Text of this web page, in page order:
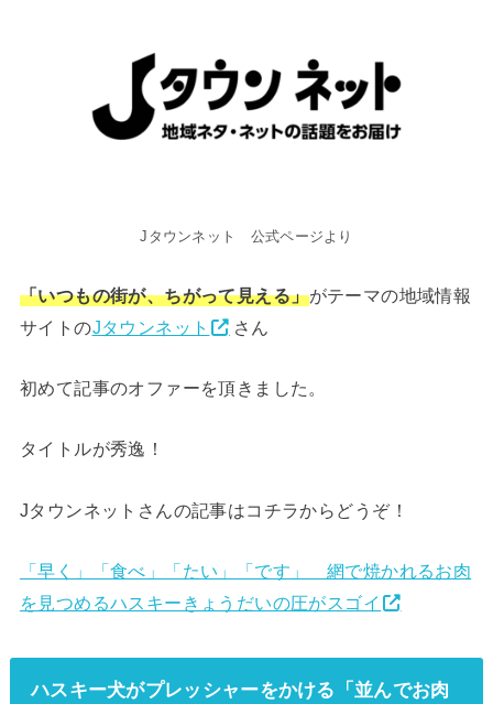
Jタウンネット 公式ページより
「いつもの街が、ちがって見える」がテーマの地域情報
サイトのJタウンネット さん
初めて記事のオファーを頂きました。
タイトルが秀逸！
Jタウンネットさんの記事はコチラからどうぞ！
「早く」「食べ」「たい」「です」 網で焼かれるお肉
を見つめるハスキーきょうだいの圧がスゴイ
ハスキー犬がプレッシャーをかける「並んでお肉